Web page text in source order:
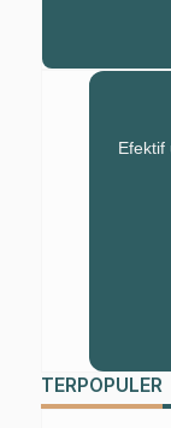
Efektif
TERPOPULER